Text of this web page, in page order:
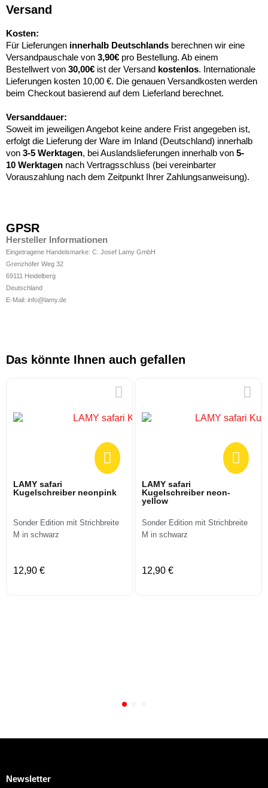
Versand
Kosten:
Für Lieferungen innerhalb Deutschlands berechnen wir eine
Versandpauschale von 3,90€ pro Bestellung. Ab einem
Bestellwert von 30,00€ ist der Versand kostenlos. Internationale
Lieferungen kosten 10,00 €. Die genauen Versandkosten werden
beim Checkout basierend auf dem Lieferland berechnet.
Versanddauer:
Soweit im jeweiligen Angebot keine andere Frist angegeben ist,
erfolgt die Lieferung der Ware im Inland (Deutschland) innerhalb
von 3-5 Werktagen, bei Auslandslieferungen innerhalb von 5-
10 Werktagen nach Vertragsschluss (bei vereinbarter
Vorauszahlung nach dem Zeitpunkt Ihrer Zahlungsanweisung).
GPSR
Hersteller Informationen
Eingetragene Handelsmarke: C. Josef Lamy GmbH
Grenzhöfer Weg 32
69111 Heidelberg
Deutschland
E-Mail: info@lamy.de
Das könnte Ihnen auch gefallen
LAMY safari
Kugelschreiber neonpink
Sonder Edition mit Strichbreite
M in schwarz
12,90 €
LAMY safari
Kugelschreiber neon-
yellow
Sonder Edition mit Strichbreite
M in schwarz
12,90 €
Newsletter